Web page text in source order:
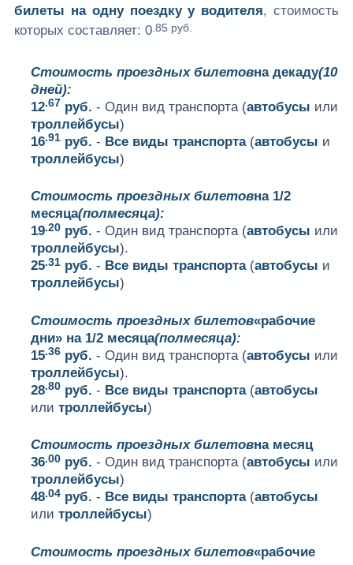
билеты на одну поездку у водителя, стоимость
которых составляет: 0.85 руб.
Стоимость проездных билетовна декаду(10
дней):
12.67 руб. - Один вид транспорта (автобусы или
троллейбусы)
16.91 руб. - Все виды транспорта(автобусы и
троллейбусы)
Стоимость проездных билетовна 1/2
месяца(полмесяца):
19.20 руб. - Один вид транспорта (автобусы или
троллейбусы).
25.31 руб. - Все виды транспорта(автобусы и
троллейбусы)
Стоимость проездных билетов«рабочие
дни» на 1/2 месяца(полмесяца):
15.36 руб. - Один вид транспорта (автобусы или
троллейбусы).
28.80 руб. - Все виды транспорта(автобусы
илитроллейбусы)
Стоимость проездных билетовна месяц
36.00 руб. - Один вид транспорта (автобусы или
троллейбусы)
48.04 руб. - Все виды транспорта(автобусы
илитроллейбусы)
Стоимость проездных билетов«рабочие